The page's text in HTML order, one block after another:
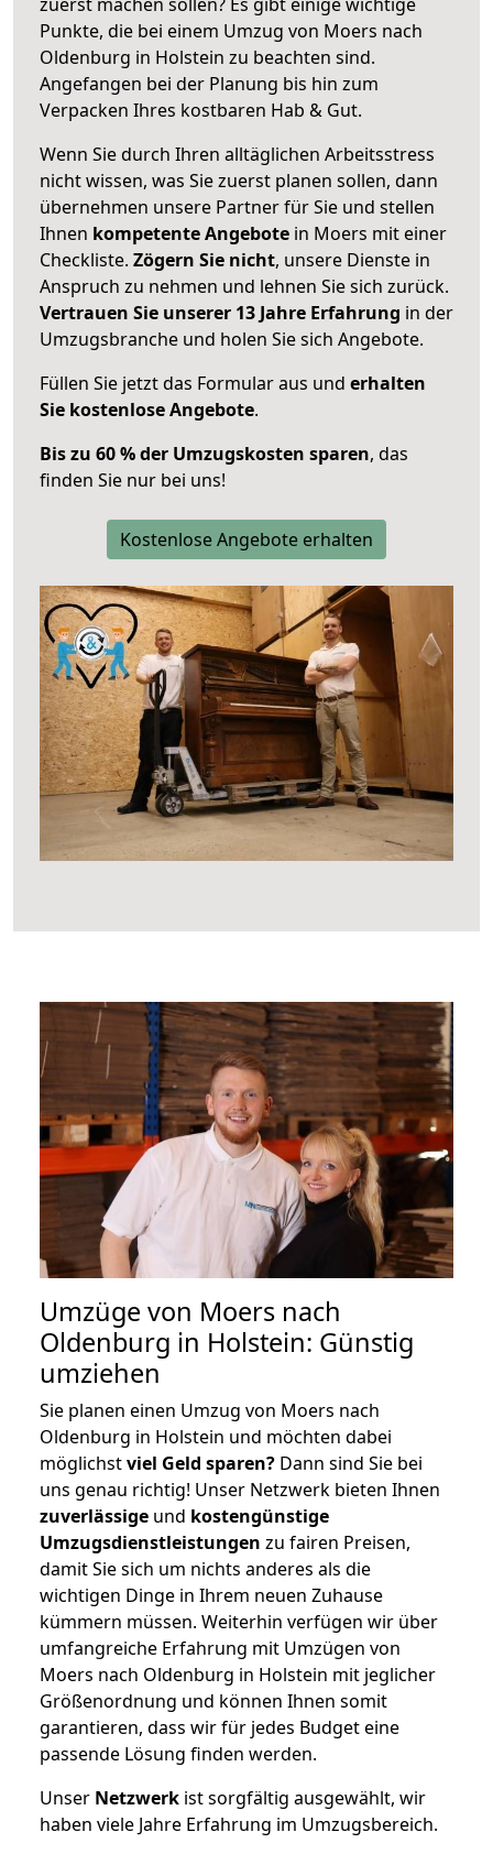
Punkte, die bei einem Umzug von Moers nach
Oldenburg in Holstein zu beachten sind.
Angefangen bei der Planung bis hin zum
Verpacken Ihres kostbaren Hab & Gut.
Wenn Sie durch Ihren alltäglichen Arbeitsstress
nicht wissen, was Sie zuerst planen sollen, dann
übernehmen unsere Partner für Sie und stellen
Ihnen kompetente Angebote in Moers mit einer
Checkliste. Zögern Sie nicht, unsere Dienste in
Anspruch zu nehmen und lehnen Sie sich zurück.
Vertrauen Sie unserer 13 Jahre Erfahrung in der
Umzugsbranche und holen Sie sich Angebote.
Füllen Sie jetzt das Formular aus und erhalten
Sie kostenlose Angebote.
Bis zu 60 % der Umzugskosten sparen, das
finden Sie nur bei uns!
Kostenlose Angebote erhalten
Umzüge von Moers nach
Oldenburg in Holstein: Günstig
umziehen
Sie planen einen Umzug von Moers nach
Oldenburg in Holstein und möchten dabei
möglichstviel Geld sparen? Dann sind Sie bei
uns genau richtig! Unser Netzwerk bieten Ihnen
zuverlässige und kostengünstige
Umzugsdienstleistungen zu fairen Preisen,
damit Sie sich um nichts anderes als die
wichtigen Dinge in Ihrem neuen Zuhause
kümmern müssen. Weiterhin verfügen wir über
umfangreiche Erfahrung mit Umzügen von
Moers nach Oldenburg in Holstein mit jeglicher
Größenordnung und können Ihnen somit
garantieren, dass wir für jedes Budget eine
passende Lösung finden werden.
Unser Netzwerk ist sorgfältig ausgewählt, wir
haben viele Jahre Erfahrung im Umzugsbereich.